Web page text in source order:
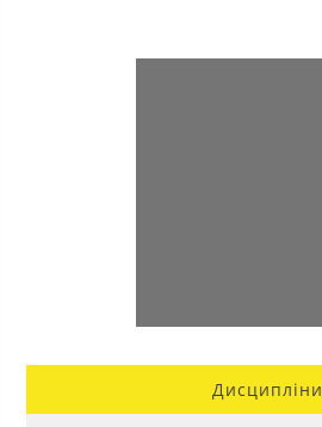
Дисципліни